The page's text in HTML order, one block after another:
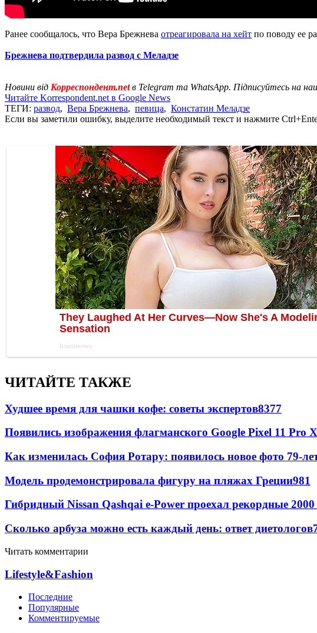
Ранее сообщалось, что Вера Брежнева отреагировала на хейт по поводу ее
Брежнева подтвердила развод с Меладзе
Новини від Корреспондент.netв Telegram та WhatsApp. Підписуйтесь на
Читайте Korrespondent.net в Google News
ТЕГИ: развод, Вера Брежнева, певица, Констатин Меладзе
Если вы заметили ошибку, выделите необходимый текст и нажмите
ЧИТАЙТЕ ТАКЖЕ
Худшее время для чашки кофе: советы экспертов8377
Появились изображения флагманского Google Pixel 11 Pro
Как изменилась София Ротару: появилось новое фото 79-
Модель продемонстрировала фигуру на пляжах Греции981
Гибридный Nissan Qashqai e-Power проехал рекордные
Сколько арбуза можно есть каждый день: ответ диетологов
Читать комментарии
Lifestyle&Fashion
Последние
Популярные
Комментируемые